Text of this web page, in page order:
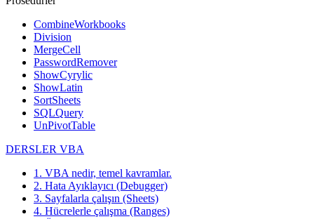
CombineWorkbooks
Division
MergeCell
PasswordRemover
ShowCyrylic
ShowLatin
SortSheets
SQLQuery
UnPivotTable
DERSLER VBA
1. VBA nedir, temel kavramlar.
2. Hata Ayıklayıcı (Debugger)
3. Sayfalarla çalışın (Sheets)
4. Hücrelerle çalışma (Ranges)